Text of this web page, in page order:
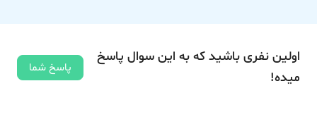
اولین نفری باشید که به این سوال پاسخ
میده!
پاسخ شما